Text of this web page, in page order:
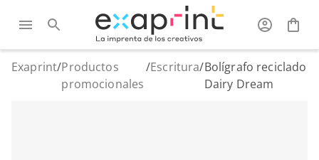
Exaprint/Productos
promocionales
/Escritura/Bolígrafo reciclado
Dairy Dream